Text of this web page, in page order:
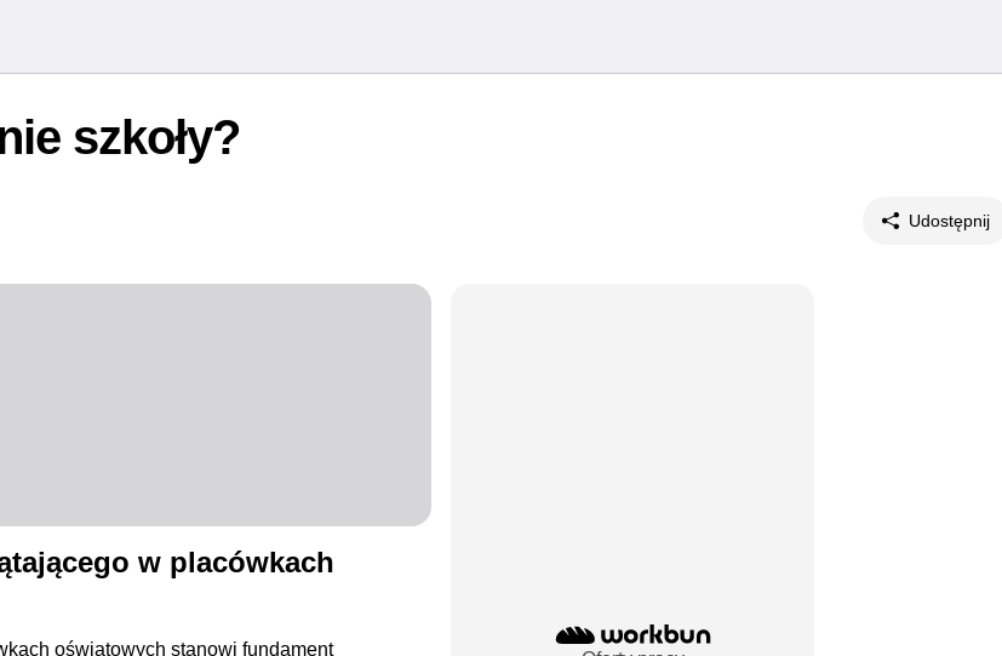
szkoły?
Udostępnij
w placówkach
oświatowych stanowi fundament